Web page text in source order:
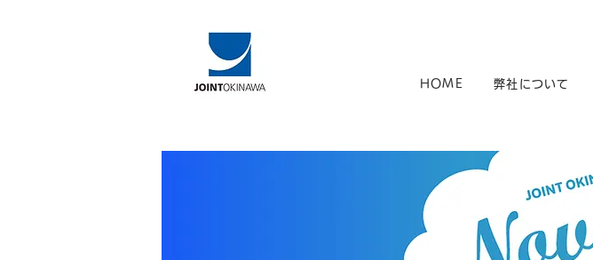
HOME 弊社について